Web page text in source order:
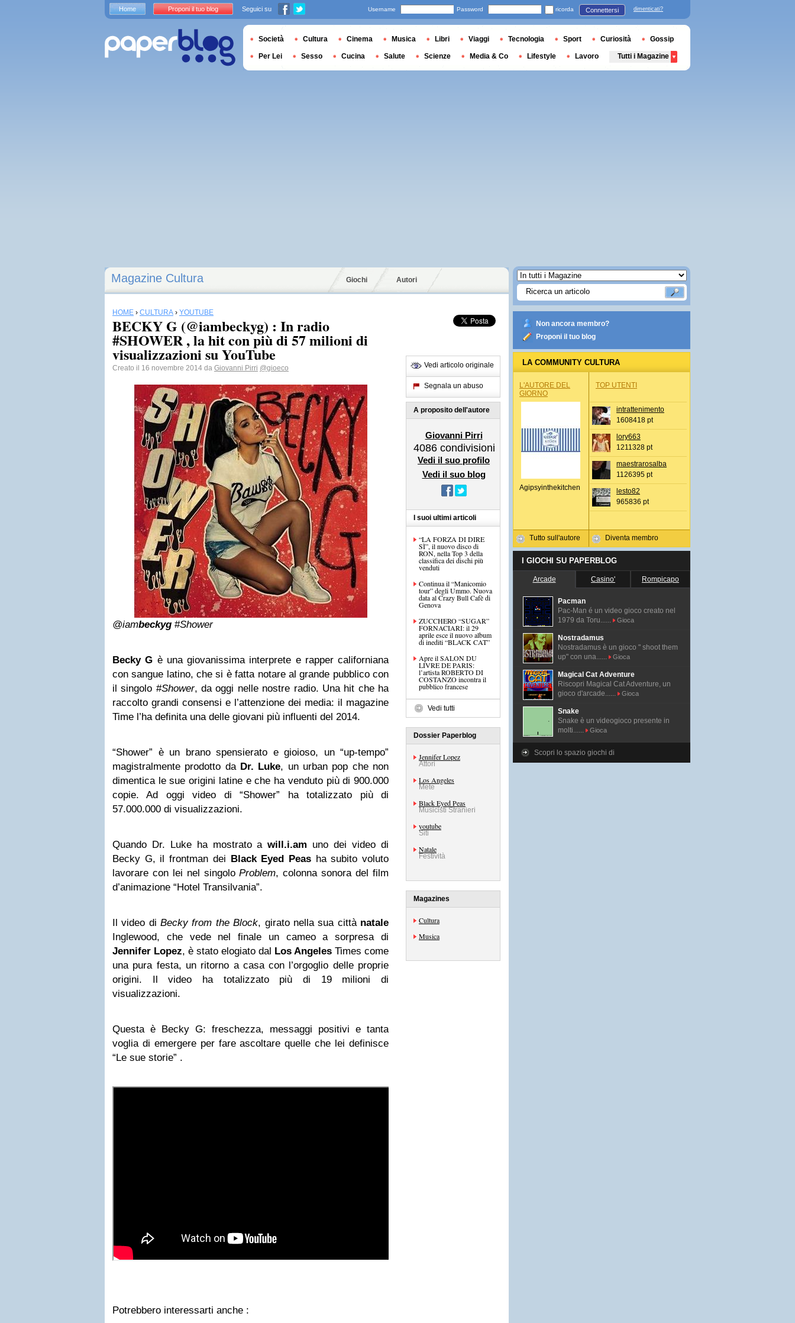
Magazine Cultura Giochi Autori
HOME › CULTURA › YOUTUBE
BECKY G (@iambeckyg) : In radio
#SHOWER , la hit con più di 57 milioni di
visualizzazioni su YouTube
Creato il 16 novembre 2014 da Giovanni Pirri @gioeco
@iambeckyg #Shower
Becky G è una giovanissima interprete e rapper californiana
con sangue latino, che si è fatta notare al grande pubblico con
il singolo #Shower, da oggi nelle nostre radio. Una hit che ha
raccolto grandi consensi e l’attenzione dei media: il magazine
Time l’ha definita una delle giovani più influenti del 2014.
“Shower” è un brano spensierato e gioioso, un “up-tempo”
magistralmente prodotto da Dr. Luke, un urban pop che non
dimentica le sue origini latine e che ha venduto più di 900.000
copie. Ad oggi video di “Shower” ha totalizzato più di
57.000.000 di visualizzazioni.
Quando Dr. Luke ha mostrato awill.i.am uno dei video di
Becky G, il frontman dei Black Eyed Peasha subito voluto
lavorare con lei nel singoloProblem, colonna sonora del film
d’animazione “Hotel Transilvania”.
Il video diBecky from the Block, girato nella sua città natale
Inglewood, che vede nel finale un cameo a sorpresa di
Jennifer Lopez, è stato elogiato dal Los Angeles Times come
una pura festa, un ritorno a casa con l’orgoglio delle proprie
origini. Il video ha totalizzato più di 19 milioni di
visualizzazioni.
Questa è Becky G: freschezza, messaggi positivi e tanta
voglia di emergere per fare ascoltare quelle che lei definisce
“Le sue storie” .
Potrebbero interessarti anche :
Vedi articolo originale
Segnala un abuso
A proposito dell'autore
Giovanni Pirri
4086 condivisioni
Vedi il suo profilo
Vedi il suo blog
I suoi ultimi articoli
“LA FORZA DI DIRE
SÌ”, il nuovo disco di
RON, nella Top 3 della
classifica dei dischi più
venduti
Continua il “Manicomio
tour” degli Ummo. Nuova
data al Crazy Bull Cafè di
Genova
ZUCCHERO “SUGAR”
FORNACIARI: il 29
aprile esce il nuovo album
di inediti “BLACK CAT”
Apre il SALON DU
LIVRE DE PARIS:
l’artista ROBERTO DI
COSTANZO incontra il
pubblico francese
Vedi tutti
Dossier Paperblog
Jennifer Lopez
Attori
Los Angeles
Mete
Black Eyed Peas
Musicisti Stranieri
youtube
Siti
Natale
Festività
Magazines
Cultura
Musica
Non ancora membro?
Proponi il tuo blog
LA COMMUNITY CULTURA
L'AUTORE DEL
GIORNO
Agipsyinthekitchen
Tutto sull'autore
TOP UTENTI
intrattenimento
1608418 pt
lory663
1211328 pt
maestrarosalba
1126395 pt
lesto82
965836 pt
Diventa membro
I GIOCHI SU PAPERBLOG
Arcade Casino' Rompicapo
Pacman
Pac-Man é un video gioco creato nel
1979 da Toru......
Gioca
Nostradamus
Nostradamus è un gioco " shoot them
up" con una......
Gioca
Magical Cat Adventure
Riscopri Magical Cat Adventure, un
gioco d'arcade......
Gioca
Snake
Snake è un videogioco presente in
molti......
Gioca
Scopri lo spazio giochi di
Home Proponi il tuo blog Seguici su Username Password ricorda Connettersi dimenticati?
Società Cultura Cinema Musica Libri Viaggi Tecnologia Sport Curiosità Gossip
Per Lei Sesso Cucina Salute Scienze Media & Co Lifestyle Lavoro Tutti i Magazine